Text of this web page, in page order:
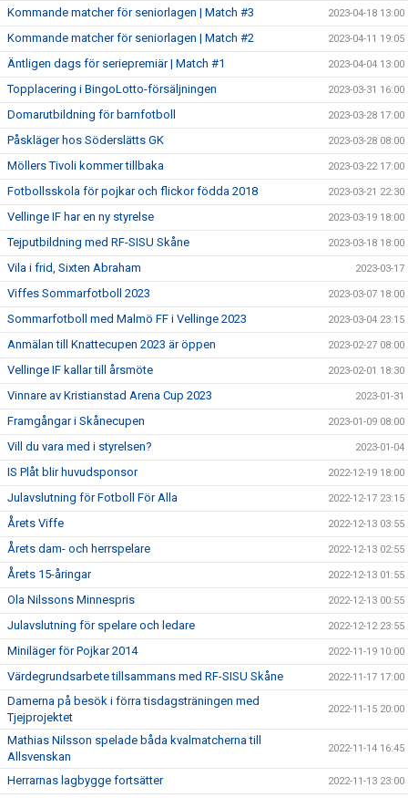
Kommande matcher för seniorlagen | Match #3 2023-04-18 13:00
Kommande matcher för seniorlagen | Match #2 2023-04-11 19:05
Äntligen dags för seriepremiär | Match #1 2023-04-04 13:00
Topplacering i BingoLotto-försäljningen 2023-03-31 16:00
Domarutbildning för barnfotboll 2023-03-28 17:00
Påskläger hos Söderslätts GK 2023-03-28 08:00
Möllers Tivoli kommer tillbaka 2023-03-22 17:00
Fotbollsskola för pojkar och flickor födda 2018 2023-03-21 22:30
Vellinge IF har en ny styrelse 2023-03-19 18:00
Tejputbildning med RF-SISU Skåne 2023-03-18 18:00
Vila i frid, Sixten Abraham 2023-03-17
Viffes Sommarfotboll 2023 2023-03-07 18:00
Sommarfotboll med Malmö FF i Vellinge 2023 2023-03-04 23:15
Anmälan till Knattecupen 2023 är öppen 2023-02-27 08:00
Vellinge IF kallar till årsmöte 2023-02-01 18:30
Vinnare av Kristianstad Arena Cup 2023 2023-01-31
Framgångar i Skånecupen 2023-01-09 08:00
Vill du vara med i styrelsen? 2023-01-04
IS Plåt blir huvudsponsor 2022-12-19 18:00
Julavslutning för Fotboll För Alla 2022-12-17 23:15
Årets Viffe 2022-12-13 03:55
Årets dam- och herrspelare 2022-12-13 02:55
Årets 15-åringar 2022-12-13 01:55
Ola Nilssons Minnespris 2022-12-13 00:55
Julavslutning för spelare och ledare 2022-12-12 23:55
Miniläger för Pojkar 2014 2022-11-19 10:00
Värdegrundsarbete tillsammans med RF-SISU Skåne 2022-11-17 17:00
Damerna på besök i förra tisdagsträningen med
Tjejprojektet
2022-11-15 20:00
Mathias Nilsson spelade båda kvalmatcherna till
Allsvenskan
2022-11-14 16:45
Herrarnas lagbygge fortsätter 2022-11-13 23:00